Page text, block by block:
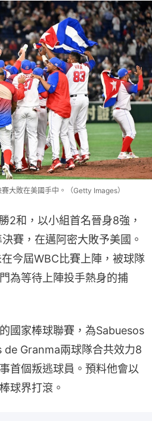
大敗在美國手中。（Getty Images）
2和，以小組首名晉身8強，
賽，在邁阿密大敗予美國。
今屆WBC比賽上陣，被球隊
為等待上陣投手熱身的捕
國家棒球聯賽，為Sabuesos
Granma兩球隊合共效力8
首個叛逃球員。預料他會以
球界打滾。